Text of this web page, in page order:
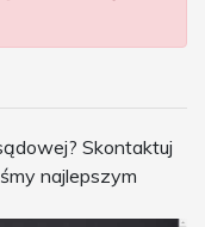
Skontaktuj
najlepszym